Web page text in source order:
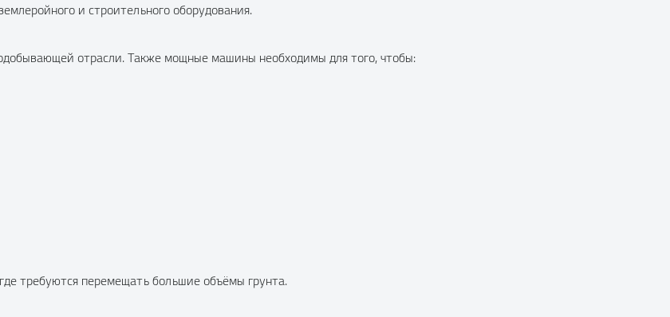
и строительного оборудования.
отрасли. Также мощные машины необходимы для того, чтобы:
требуются перемещать большие объёмы грунта.